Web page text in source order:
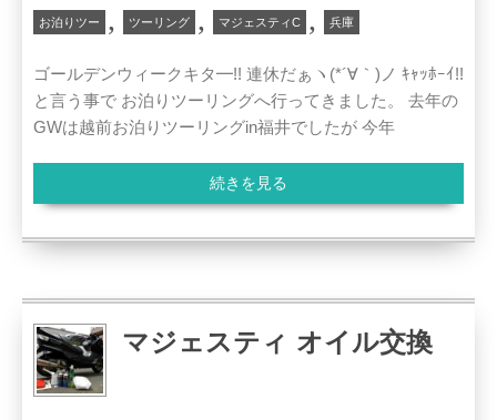
お泊りツー , ツーリング , マジェスティC , 兵庫
ゴールデンウィークキタ━!! 連休だぁヽ(*´∀｀)ノ ｷｬｯﾎｰｲ!!
と言う事で お泊りツーリングへ行ってきました。 去年の
GWは越前お泊りツーリングin福井でしたが 今年
続きを見る
マジェスティ オイル交換